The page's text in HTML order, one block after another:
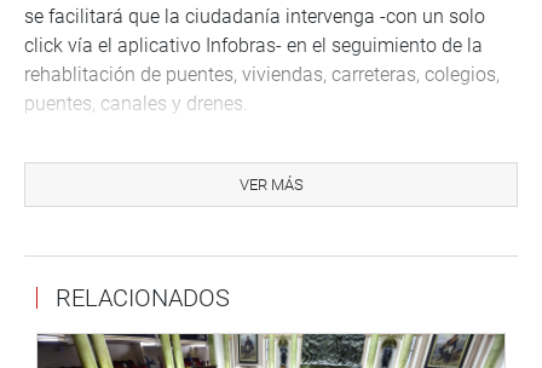
se facilitará que la ciudadanía intervenga -con un solo
click vía el aplicativo Infobras- en el seguimiento de la
rehablitación de puentes, viviendas, carreteras, colegios,
puentes, canales y drenes.
Regionalización del Congreso de la República, Gilmer
Trujillo (FP) y los congresistas que participaron en sus
Montenegro (APP), César Villanueva (APP), Mártires
Carlos Dominguez (FP), Lucio Ávila (FP), Alberto
VER MÁS
RELACIONADOS